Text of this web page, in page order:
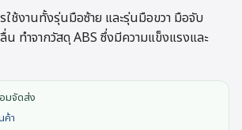
บาท.
รใช้งานทั้งรุ่นมือซ้าย และรุ่นมือขวา มือจับ
น ทำจากวัสดุ ABS ซึ่งมีความแข็งแรงและ
มจัดส่ง
ค้า